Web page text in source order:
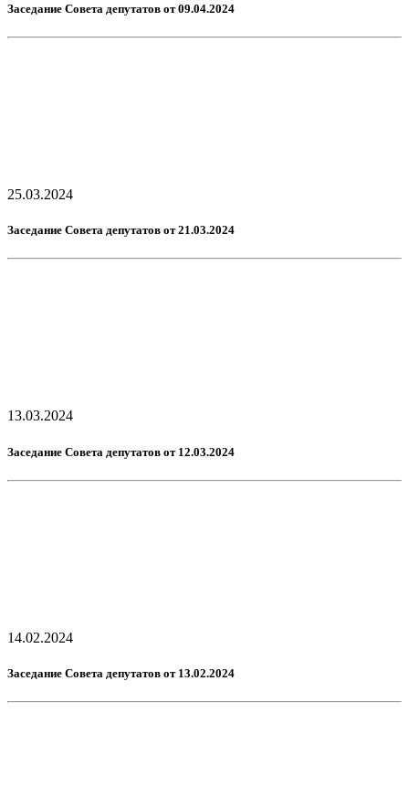
Заседание Совета депутатов от 09.04.2024
25.03.2024
Заседание Совета депутатов от 21.03.2024
13.03.2024
Заседание Совета депутатов от 12.03.2024
14.02.2024
Заседание Совета депутатов от 13.02.2024